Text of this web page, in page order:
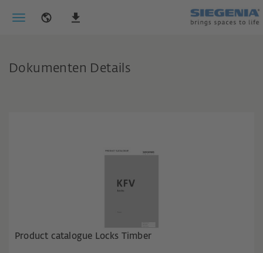
Dokumenten Details
Product catalogue Locks Timber